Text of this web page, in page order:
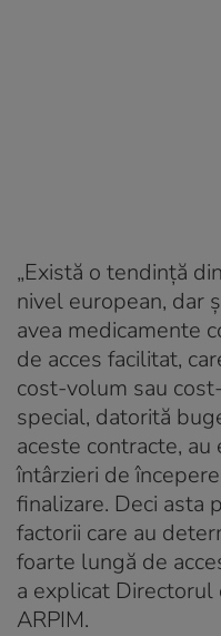
„Există o tendință
nivel european, dar
avea medicamente
de acces facilitat,
cost-volum sau
special, datorită
aceste contracte,
întârzieri de
finalizare. Deci asta
factorii care au
foarte lungă de
a explicat
ARPIM.